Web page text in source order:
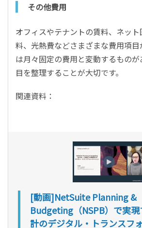
その他費用
オフィスやテナントの賃料、ネッ
料、光熱費などさまざまな費用項目
は月々固定の費用と変動するもの
目を整理することが大切です。
関連資料：
[動画]NetSuite Planning &
Budgeting（NSPB）で実
計のデジタル・トランスフ